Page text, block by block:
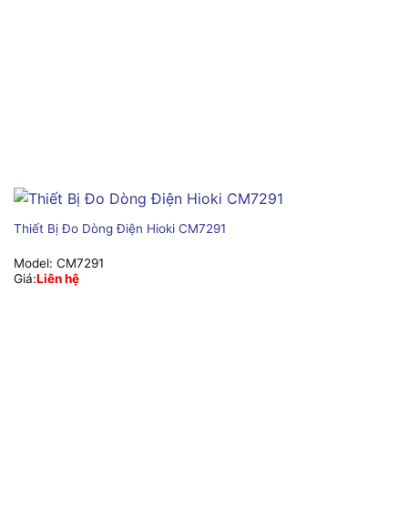
Thiết Bị Đo Dòng Điện Hioki CM7291
Model: CM7291
Giá:Liên hệ